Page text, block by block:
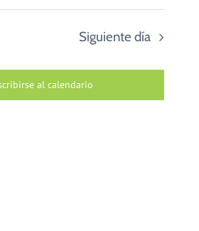
de
vistas
de
Siguiente día
al calendario